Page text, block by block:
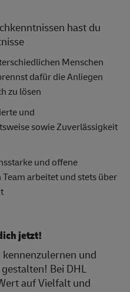
hast du
Menschen
dafür die Anliegen
zu lösen
und
sowie Zuverlässigkeit
und offene
arbeitet und stets über
jetzt!
und
Bei DHL
auf Vielfalt und